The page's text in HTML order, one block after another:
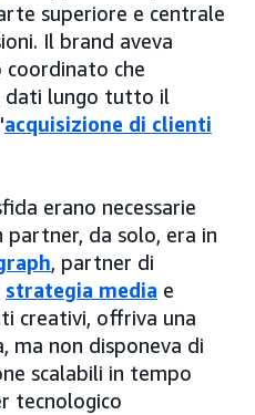
superiore e centrale
Il brand aveva
coordinato che
dati lungo tutto il
acquisizione di clienti
erano necessarie
partner, da solo, era in
, partner di
strategia media e
creativi, offriva una
ma non disponeva di
scalabili in tempo
tecnologico